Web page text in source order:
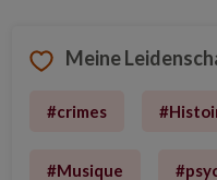
Meine
#crimes
#Musique
Al Khwarizmi,
Crédit image :